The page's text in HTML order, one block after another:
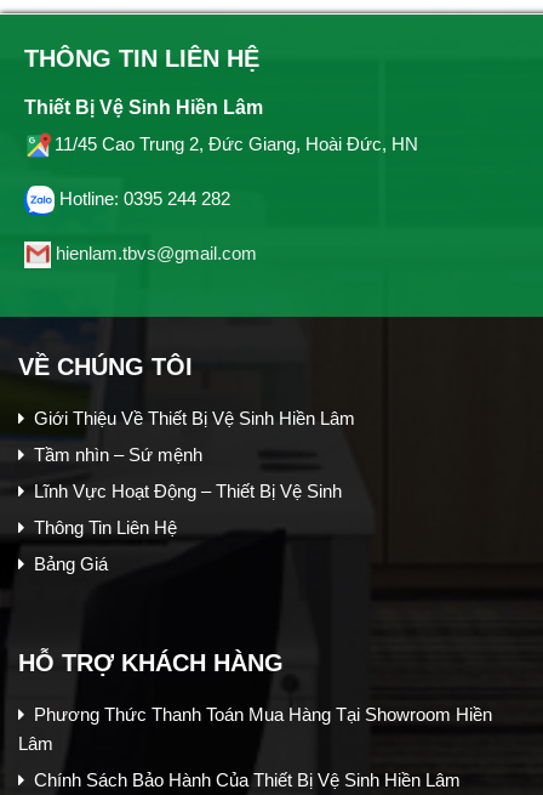
THÔNG TIN LIÊN HỆ
Thiết Bị Vệ Sinh Hiền Lâm
11/45 Cao Trung 2, Đức Giang, Hoài Đức, HN
Hotline: 0395 244 282
hienlam.tbvs@gmail.com
VỀ CHÚNG TÔI
Giới Thiệu Về Thiết Bị Vệ Sinh Hiền Lâm
Tầm nhìn – Sứ mệnh
Lĩnh Vực Hoạt Động – Thiết Bị Vệ Sinh
Thông Tin Liên Hệ
Bảng Giá
HỖ TRỢ KHÁCH HÀNG
Phương Thức Thanh Toán Mua Hàng Tại Showroom Hiền
Lâm
Chính Sách Bảo Hành Của Thiết Bị Vệ Sinh Hiền Lâm